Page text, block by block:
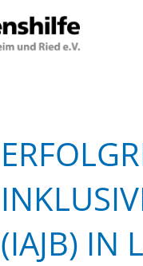
(IAJB) IN